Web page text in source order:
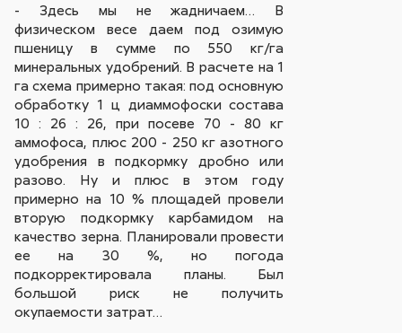
- Здесь мы не жадничаем… В
физическом весе даем под озимую
пшеницу в сумме по 550 кг/га
минеральных удобрений. В расчете на 1
га схема примерно такая: под основную
обработку 1 ц диаммофоски состава
10 : 26 : 26, при посеве 70 - 80 кг
аммофоса, плюс 200 - 250 кг азотного
удобрения в подкормку дробно или
разово. Ну и плюс в этом году
примерно на 10 % площадей провели
вторую подкормку карбамидом на
качество зерна. Планировали провести
ее на 30 %, но погода
подкорректировала планы. Был
большой риск не получить
окупаемости затрат…